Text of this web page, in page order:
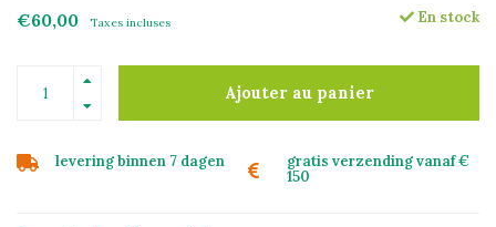
€60,00 Taxes incluses En stock
Ajouter au panier
levering binnen 7 dagen
gratis verzending vanaf €
150